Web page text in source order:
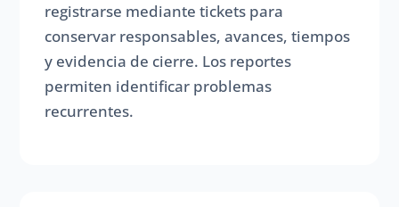
registrarse mediante tickets para
conservar responsables, avances, tiempos
y evidencia de cierre. Los reportes
permiten identificar problemas
recurrentes.